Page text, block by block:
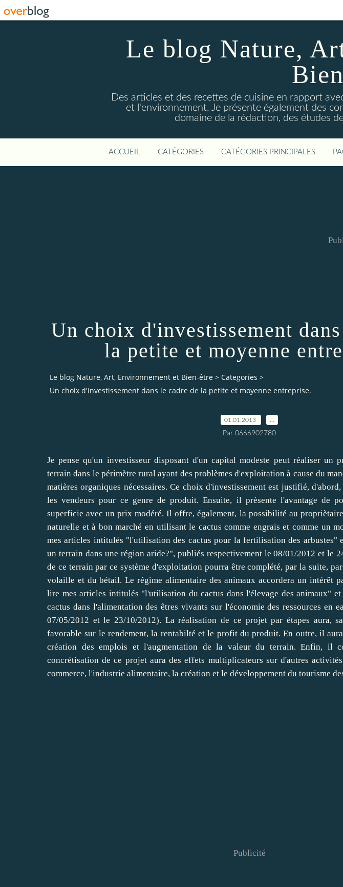
Le blog Nature,
Des articles et des recettes de cuisine en rapport
et l'environnement. Je présente également des
domaine de la rédaction, des études
ACCUEIL CATÉGORIES CATÉGORIES PRINCIPALES
Un choix d'investissement
la petite et moyenne
Le blog Nature, Art, Environnement et Bien-être > Categories >
Un choix d'investissement dans le cadre de la petite et moyenne entreprise.
01.01.2013
Par 0666902780
Je pense qu'un investisseur disposant d'un capital modeste peut réaliser un
terrain dans le périmètre rural ayant des problèmes d'exploitation à cause du
matières organiques nécessaires. Ce choix d'investissement est justifié,
les vendeurs pour ce genre de produit. Ensuite, il prèsente l'avantage de
superficie avec un prix modéré. Il offre, également, la possibilité au
naturelle et à bon marché en utilisant le cactus comme engrais et comme un
mes articles intitulés "l'utilisation des cactus pour la fertilisation des arbustes"
un terrain dans une région aride?", publiés respectivement le 08/01/2012 et le
de ce terrain par ce système d'exploitation pourra être complété, par la suite,
volaille et du bétail. Le régime alimentaire des animaux accordera un intérêt
lire mes articles intitulés "l'utilisation du cactus dans l'élevage des animaux"
cactus dans l'alimentation des êtres vivants sur l'économie des ressources en
07/05/2012 et le 23/10/2012). La réalisation de ce projet par étapes aura,
favorable sur le rendement, la rentabilté et le profit du produit. En outre, il
création des emplois et l'augmentation de la valeur du terrain. Enfin, il
concrétisation de ce projet aura des effets multiplicateurs sur d'autres
commerce, l'industrie alimentaire, la création et le développement du tourisme
Publicité